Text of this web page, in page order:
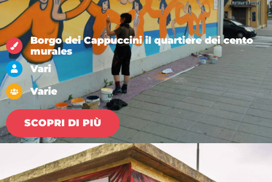
Borgo dei Cappuccini il quartiere dei cento
murales
Vari
Varie
SCOPRI DI PIÙ